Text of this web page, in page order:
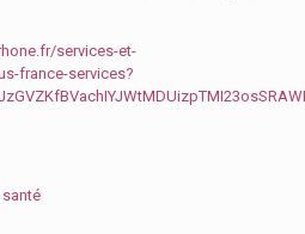
services-et-
france-services?